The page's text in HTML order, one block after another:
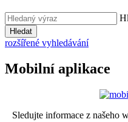
Hledat
rozšířené vyhledávání
Mobilní aplikace
Sledujte informace z našeho